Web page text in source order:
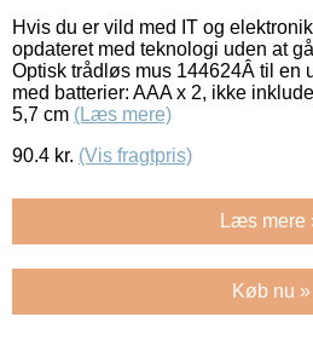
Hvis du er vild med IT og
opdateret med teknologi uden at
Optisk trådløs mus 144624Â til en
med batterier: AAA x 2, ikke
5,7 cm (Læs mere)
90.4 kr. (Vis fragtpris)
Læs mere
Køb nu »